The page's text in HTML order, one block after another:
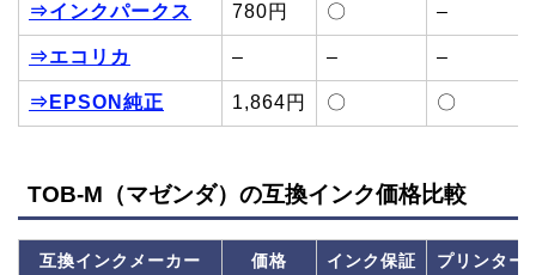
⇒インクパークス 780円 〇 –
⇒エコリカ – – –
⇒EPSON純正 1,864円 〇 〇
TOB-M（マゼンダ）の互換インク価格比較
互換インクメーカー 価格 インク保証 プリンター